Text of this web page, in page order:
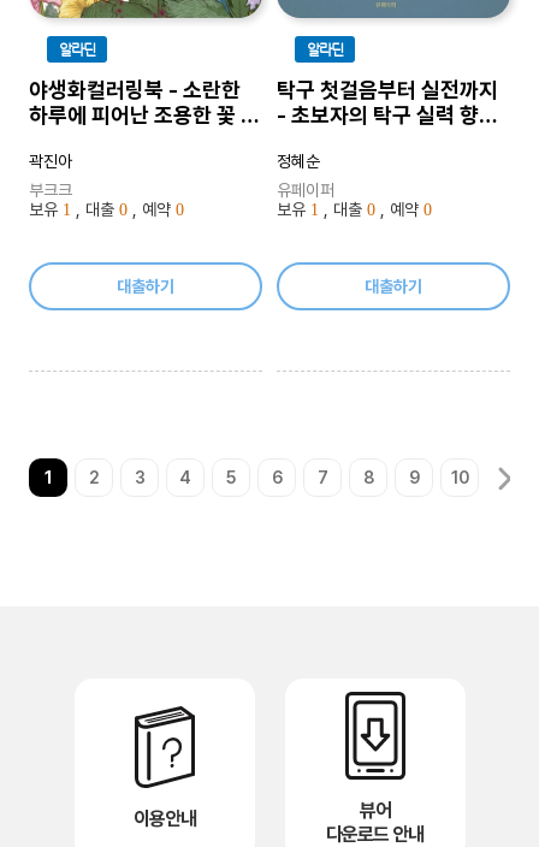
알라딘
야생화컬러링북 - 소란한
하루에 피어난 조용한 꽃 한
곽진아
부크크
보유 1 , 대출 0 , 예약 0
대출하기
알라딘
탁구 첫걸음부터 실전까지
- 초보자의 탁구 실력 향상
정혜순
유페이퍼
보유 1 , 대출 0 , 예약 0
대출하기
1 2 3 4 5 6 7 8 9 10
이용안내
뷰어
다운로드 안내